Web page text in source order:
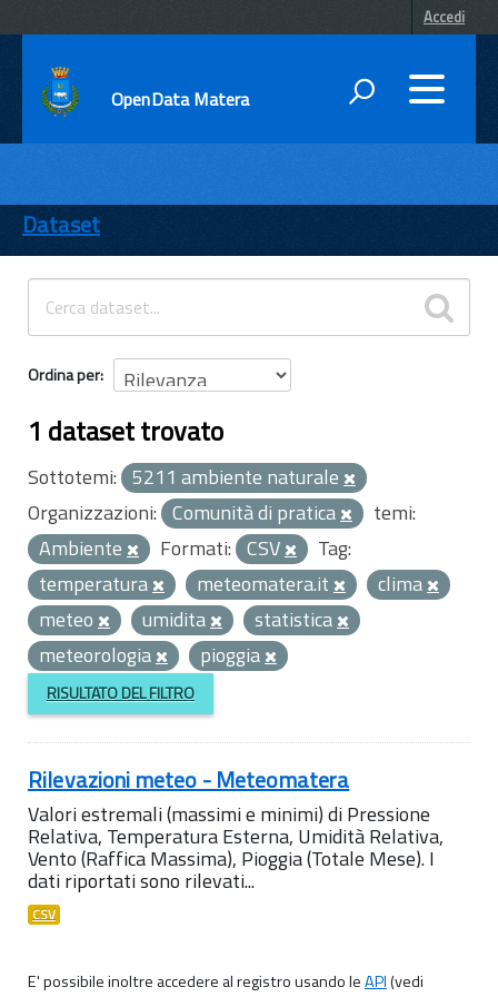
Accedi
OpenData Matera
ENTI
TEMI
INFORMAZIONI
Dataset
Ordina per
1 dataset trovato
Sottotemi: 5211 ambiente naturale
Organizzazioni: Comunità di pratica
temi:
Ambiente
Formati: CSV
Tag:
temperatura
meteomatera.it
clima
meteo
umidita
statistica
meteorologia
pioggia
RISULTATO DEL FILTRO
Rilevazioni meteo - Meteomatera
Valori estremali (massimi e minimi) di Pressione
Relativa, Temperatura Esterna, Umidità Relativa,
Vento (Raffica Massima), Pioggia (Totale Mese). I
dati riportati sono rilevati...
CSV
E' possibile inoltre accedere al registro usando leAPI(vedi